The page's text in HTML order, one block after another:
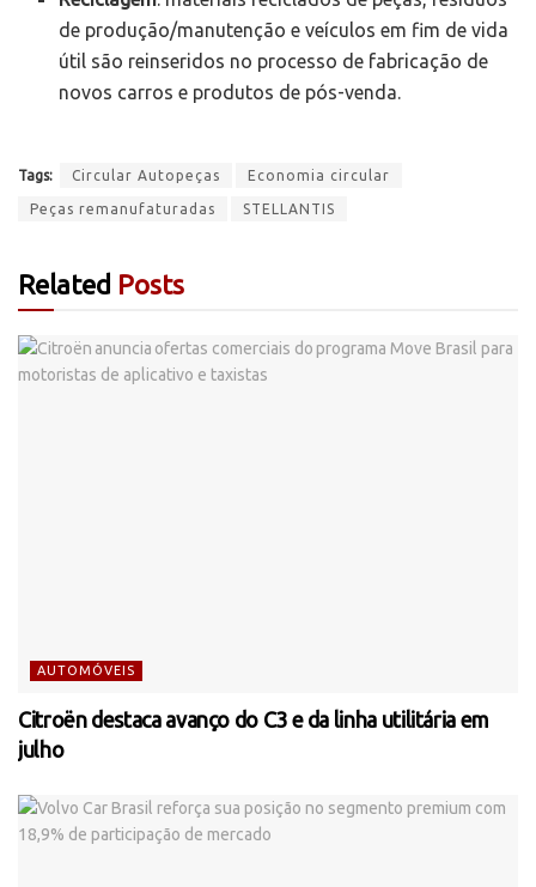
de produção/manutenção e veículos em fim de vida
útil são reinseridos no processo de fabricação de
novos carros e produtos de pós-venda.
Tags: Circular Autopeças Economia circular
Peças remanufaturadas STELLANTIS
Related Posts
AUTOMÓVEIS
Citroën destaca avanço do C3 e da linha utilitária em
julho